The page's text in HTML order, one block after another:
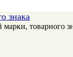
знака
марки,